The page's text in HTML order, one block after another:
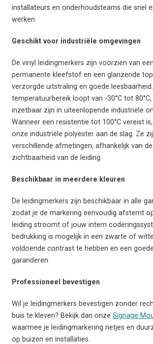
installateurs en onderhoudsteams die snel
werken.
Geschikt voor industriële omgevingen
De vinyl leidingmerkers zijn voorzien van
permanente kleefstof en een glanzende
verzorgde uitstraling en goede
temperatuurbereik loopt van -30°C tot
inzetbaar zijn in uiteenlopende industriële
Wanneer een resistentie tot 100°C vereist
onze industriële polyester aan de slag. Ze
verschillende afmetingen, afhankelijk van
zichtbaarheid van de leiding.
Beschikbaar in meerdere kleuren
De leidingmerkers zijn beschikbaar in alle
zodat je de markering eenvoudig afstemt
leiding stroomt of jouw intern
bedrukking is mogelijk in een zwarte of
voldoende contrast te hebben en een
garanderen.
Professioneel bevestigen
Wil je leidingmerkers bevestigen zonder
buis te kleven? Bekijk dan onze Signage
waarmee je leidingmarkering netjes en
op buizen en installaties.